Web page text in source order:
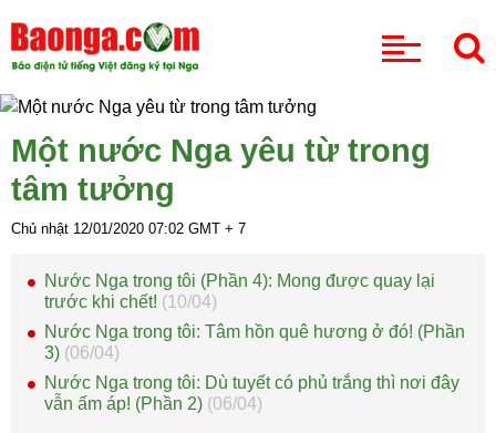
Một nước Nga yêu từ trong
tâm tưởng
Chủ nhật 12/01/2020 07:02 GMT + 7
Nước Nga trong tôi (Phần 4): Mong được quay lại
trước khi chết! (10/04)
Nước Nga trong tôi: Tâm hồn quê hương ở đó! (Phần
3) (06/04)
Nước Nga trong tôi: Dù tuyết có phủ trắng thì nơi đây
vẫn ấm áp! (Phần 2) (06/04)